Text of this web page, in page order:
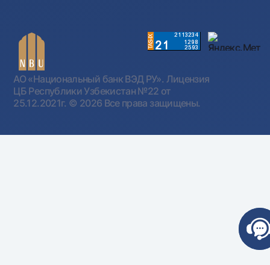
АО «Национальный банк ВЭД РУ». Лицензия
ЦБ Республики Узбекистан №22 от
25.12.2021г. © 2026 Все права защищены.